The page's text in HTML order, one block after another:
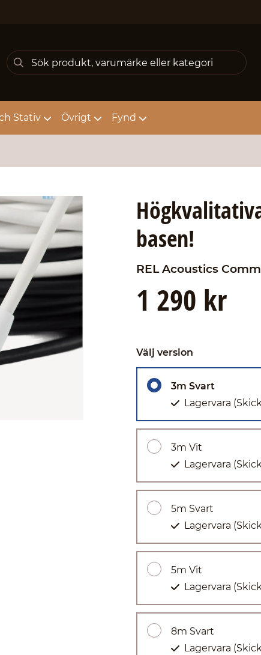
Stativ Övrigt Fynd
basen!
REL Acoustics
1 290 kr
Välj version
3m Svart
Lagervara
3m Vit
Lagervara
5m Svart
Lagervara
5m Vit
Lagervara
8m Svart
Lagervara